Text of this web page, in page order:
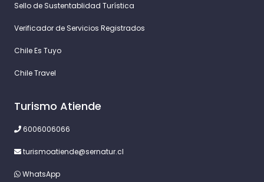
Sello de Sustentablidad Turística
Verificador de Servicios Registrados
Chile Es Tuyo
Chile Travel
Turismo Atiende
6006006066
turismoatiende@sernatur.cl
WhatsApp